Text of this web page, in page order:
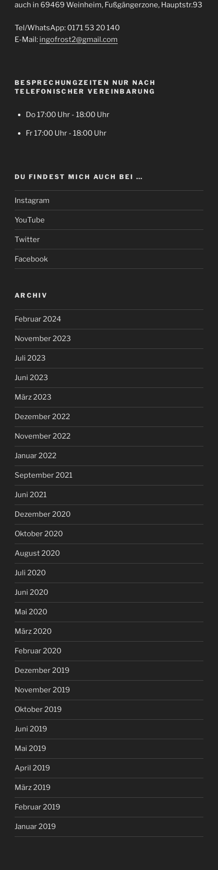
auch in 69469 Weinheim, Fußgängerzone, Hauptstr.93
Tel/WhatsApp: 0171 53 20 140
E-Mail: ingofrost2@gmail.com
BESPRECHUNGZEITEN NUR NACH
TELEFONISCHER VEREINBARUNG
Do 17:00 Uhr - 18:00 Uhr
Fr 17:00 Uhr - 18:00 Uhr
DU FINDEST MICH AUCH BEI …
Instagram
YouTube
Twitter
Facebook
ARCHIV
Februar 2024
November 2023
Juli 2023
Juni 2023
März 2023
Dezember 2022
November 2022
Januar 2022
September 2021
Juni 2021
Dezember 2020
Oktober 2020
August 2020
Juli 2020
Juni 2020
Mai 2020
März 2020
Februar 2020
Dezember 2019
November 2019
Oktober 2019
Juni 2019
Mai 2019
April 2019
März 2019
Februar 2019
Januar 2019